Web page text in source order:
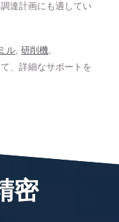
達計画にも適してい
ル, 研削機,
、詳細なサポートを
密